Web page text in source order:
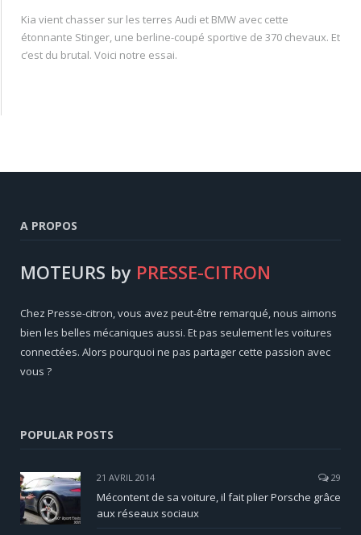
Kia vient chasser sur les terres Audi et BMW avec cette
étonnante Stinger, une berline-coupé sportive de 370 chevaux. Et
c’est du brutal. Voici notre essai.
A PROPOS
MOTEURS by PRESSE-CITRON
Chez Presse-citron, vous avez peut-être remarqué, nous aimons
bien les belles mécaniques aussi. Et pas seulement les voitures
connectées. Alors pourquoi ne pas partager cette passion avec
vous ?
POPULAR POSTS
21 AVRIL 2014 29
Mécontent de sa voiture, il fait plier Porsche grâce
aux réseaux sociaux